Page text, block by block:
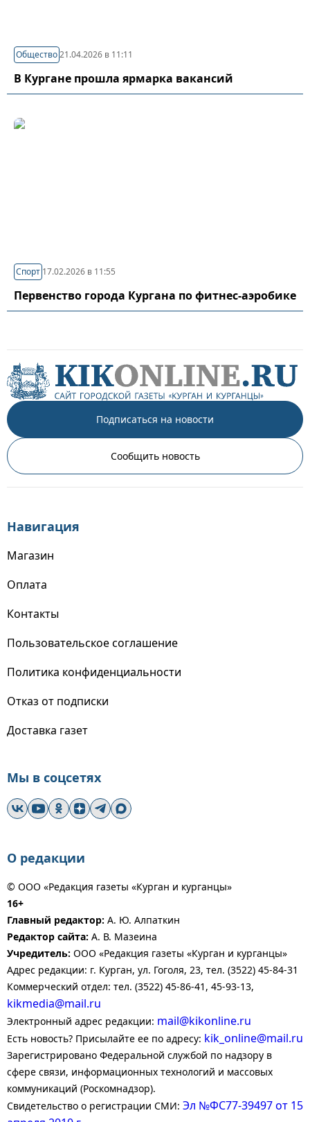
Общество21.04.2026 в 11:11
В Кургане прошла ярмарка вакансий
Спорт 17.02.2026 в 11:55
Первенство города Кургана по фитнес-аэробике
Подписаться на новости
Сообщить новость
Навигация
Магазин
Оплата
Контакты
Пользовательское соглашение
Политика конфиденциальности
Отказ от подписки
Доставка газет
Мы в соцсетях
О редакции
© ООО «Редакция газеты «Курган и курганцы»
16+
Главный редактор: А. Ю. Алпаткин
Редактор сайта: А. В. Мазеина
Учредитель: ООО «Редакция газеты «Курган и курганцы»
Адрес редакции: г. Курган, ул. Гоголя, 23, тел. (3522) 45-84-31
Коммерческий отдел: тел. (3522) 45-86-41, 45-93-13,
kikmedia@mail.ru
Электронный адрес редакции: mail@kikonline.ru
Есть новость? Присылайте ее по адресу: kik_online@mail.ru
Зарегистрировано Федеральной службой по надзору в
сфере связи, информационных технологий и массовых
коммуникаций (Роскомнадзор).
Свидетельство о регистрации СМИ: Эл №ФС77-39497 от 15